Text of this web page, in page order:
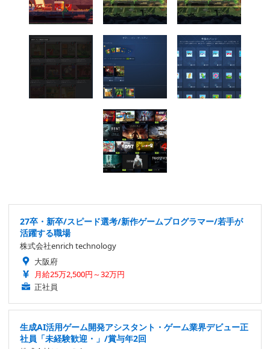
27卒・新卒/スピード選考/新作ゲームプログラマー/若手が
活躍する職場
株式会社enrich technology
大阪府
月給25万2,500円～32万円
正社員
生成AI活用ゲーム開発アシスタント・ゲーム業界デビュー正
社員「未経験歓迎・」/賞与年2回